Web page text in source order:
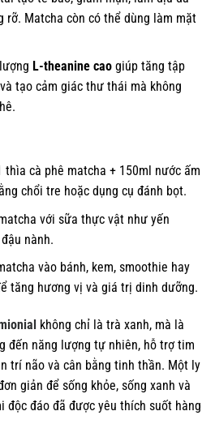
rỡ. Matcha còn có thể dùng làm mặt
L-theanine caogiúp tăng tập
tạo cảm giác thư thái mà không
thìa cà phê matcha + 150ml nước ấm
chổi tre hoặc dụng cụ đánh bọt.
với sữa thực vật như yến
nành.
vào bánh, kem, smoothie hay
tăng hương vị và giá trị dinh dưỡng.
không chỉ là trà xanh, mà là
đến năng lượng tự nhiên, hỗ trợ tim
trí não và cân bằng tinh thần. Một ly
giản để sống khỏe, sống xanh và
độc đáo đã được yêu thích suốt hàng